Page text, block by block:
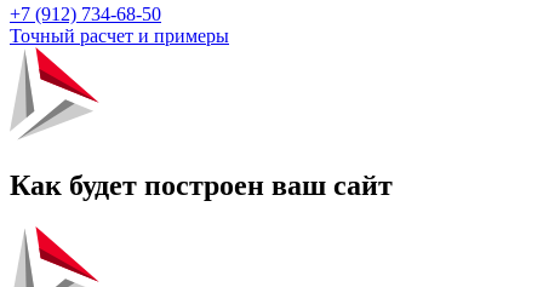
+7 (912) 734-68-50
Точный расчет и примеры
Как будет построен ваш сайт